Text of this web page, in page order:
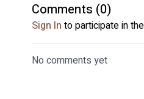
Comments (0)
Sign In to participate in
No comments yet